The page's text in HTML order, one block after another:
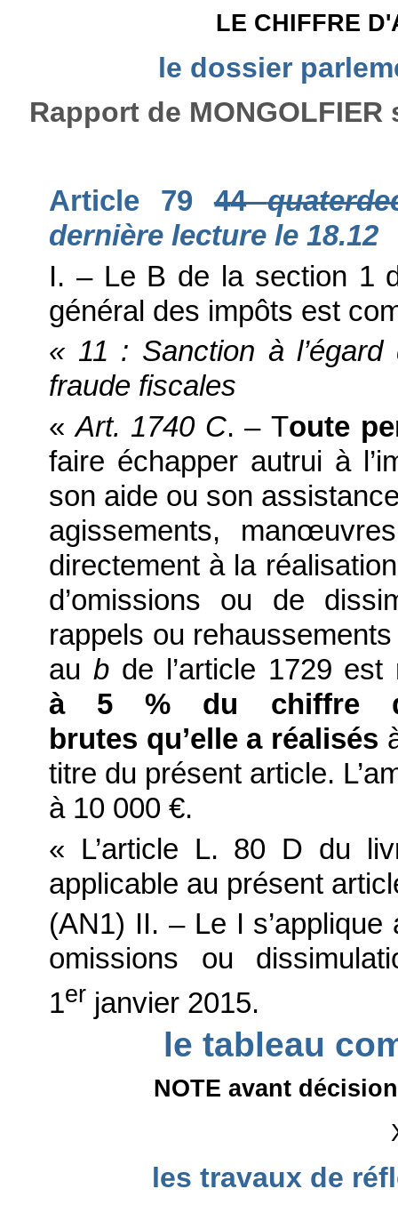
LE CHIFFRE
le dossier
Rapport de
Article 7944
dernière lecture le 18.12
I. – Le B de la section 1
général des impôts est
« 11 : Sanction à
fraude fiscales
«Art. 1740 C. – Toute
faire échapper autrui à
son aide ou son
agissements,
directement à la
d’omissions ou de
rappels ou
au b de l’article 1729
à 5 % du chiffre
brutes qu’elle a réalisés
titre du présent article.
à 10 000 €.
« L’article L. 80 D du
applicable au présent
(AN1) II. – Le I
omissions ou
1er janvier 2015.
le tableau
NOTE avant
les travaux de